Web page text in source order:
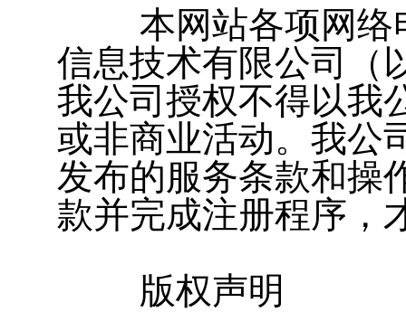
本网站各项网络电
信息技术有限公司（
我公司授权不得以我
或非商业活动。我公
发布的服务条款和操
款并完成注册程序，
版权声明